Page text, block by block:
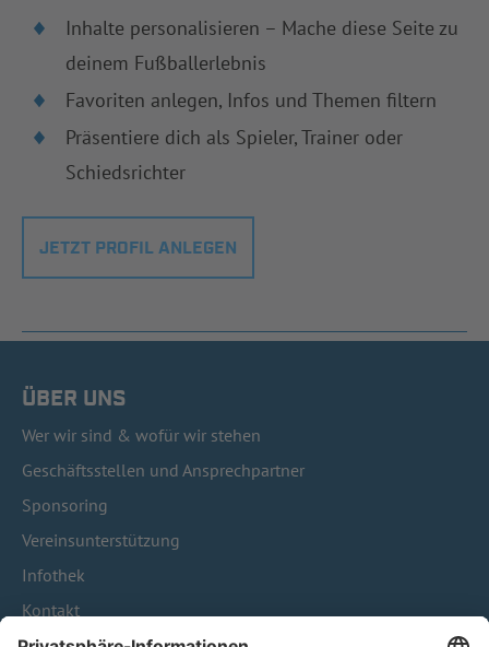
Inhalte personalisieren – Mache diese Seite zu
deinem Fußballerlebnis
Favoriten anlegen, Infos und Themen filtern
Präsentiere dich als Spieler, Trainer oder
Schiedsrichter
JETZT PROFIL ANLEGEN
ÜBER UNS
Wer wir sind & wofür wir stehen
Geschäftsstellen und Ansprechpartner
Sponsoring
Vereinsunterstützung
Infothek
Kontakt